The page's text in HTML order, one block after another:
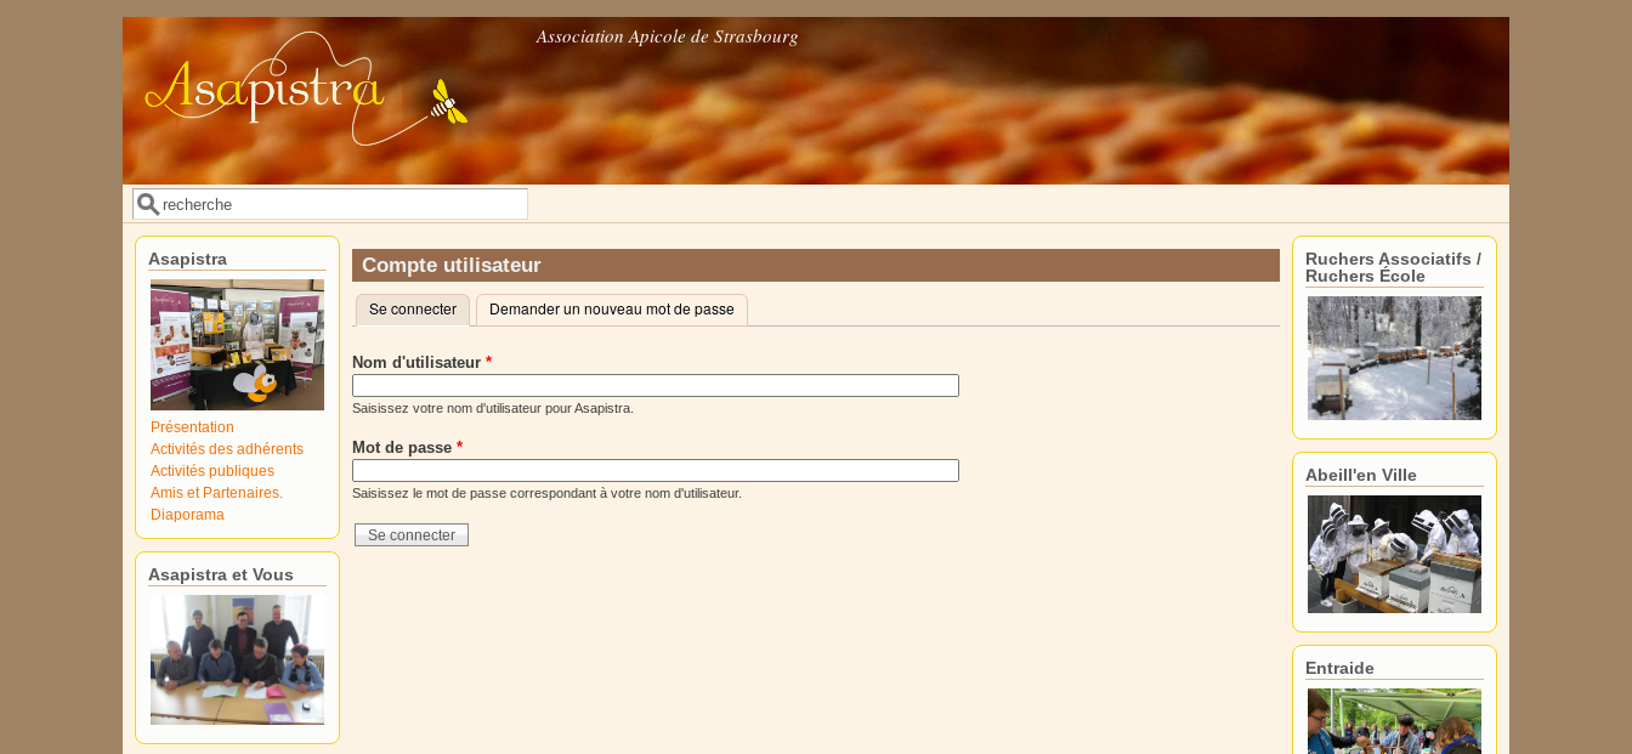
Association Apicole de Strasbourg
Formulaire de recherche
Rechercher
Compte utilisateur
Onglets principaux
Se connecter (onglet actif)
Demander un nouveau mot de passe
Nom d'utilisateur*
Saisissez votre nom d'utilisateur pour Asapistra.
Mot de passe*
Saisissez le mot de passe correspondant à votre nom d'utilisateur.
Asapistra
Présentation
Activités des adhérents
Activités publiques
Amis et Partenaires.
Diaporama
Asapistra et Vous
Ruchers Associatifs /
Ruchers École
Abeill'en Ville
Entraide